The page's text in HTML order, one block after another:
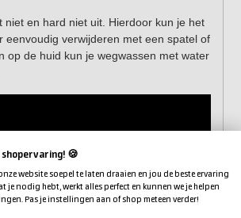
niet en hard niet uit. Hierdoor kun je het
eenvoudig verwijderen met een spatel of
op de huid kun je wegwassen met water
🍪
website soepel te laten draaien en jou de beste ervaring
je nodig hebt, werkt alles perfect en kunnen we je helpen
Pas je instellingen aan of shop meteen verder!